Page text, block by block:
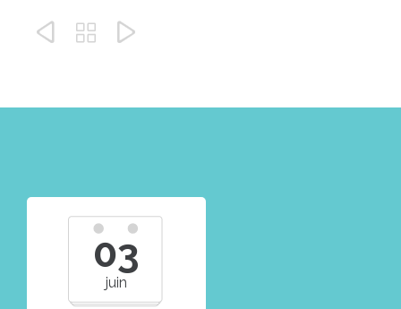
  
03
juin